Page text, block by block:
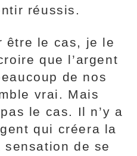
réussis.
être le cas, je le
que l’argent
de nos
vrai. Mais
le cas. Il n’y a
qui créera la
sensation de se